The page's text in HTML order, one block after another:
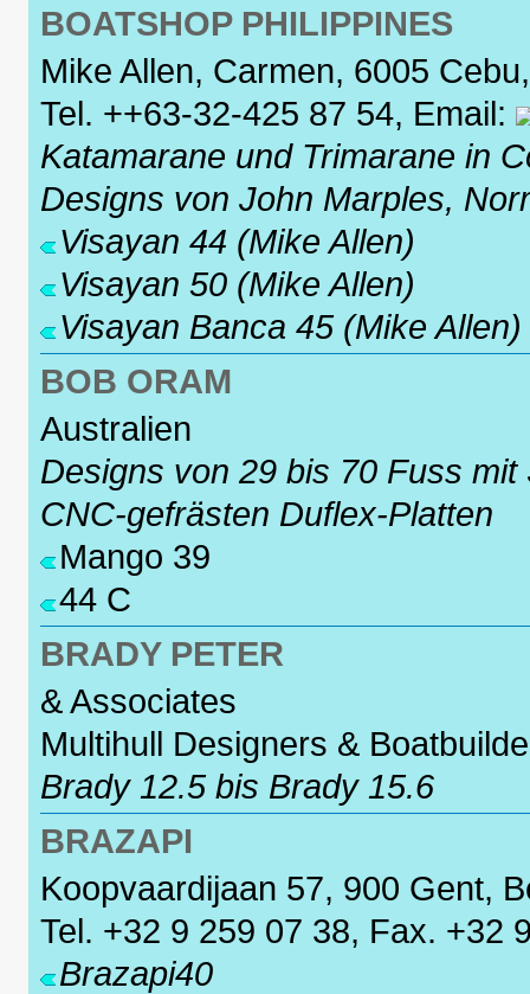
BOATSHOP PHILIPPINES
Mike Allen, Carmen, 6005
Tel. ++63-32-425 87 54, Email:
Katamarane und Trimarane in
Designs von John Marples,
Visayan 44 (Mike Allen)
Visayan 50 (Mike Allen)
Visayan Banca 45 (Mike Allen)
BOB ORAM
Australien
Designs von 29 bis 70 Fuss
CNC-gefrästen Duflex-Platten
Mango 39
44 C
BRADY PETER
& Associates
Multihull Designers &
Brady 12.5 bis Brady 15.6
BRAZAPI
Koopvaardijaan 57, 900 Gent,
Tel. +32 9 259 07 38, Fax. +32
Brazapi40